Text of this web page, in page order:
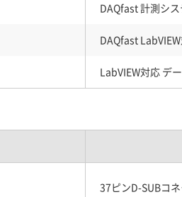
DAQfast 計測シ
DAQfast
LabVIEW対応 デ
37ピンD-SUBコ